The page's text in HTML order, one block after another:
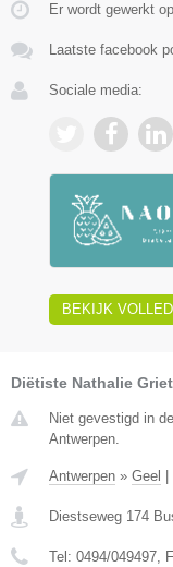
Er wordt gewerkt
Laatste facebook
Sociale media:
BEKIJK
Diëtiste Nathalie
Niet gevestigd in
Antwerpen.
Antwerpen » Geel
Diestseweg 174
Tel: 0494/049497,